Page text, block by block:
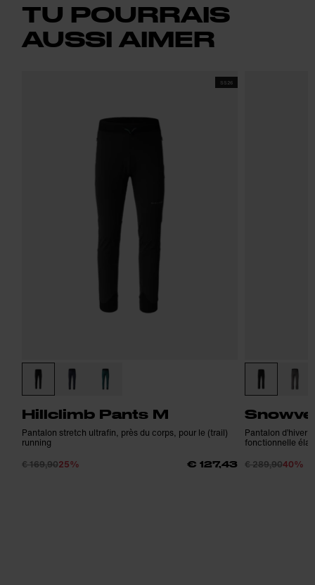
TU POURRAIS
AUSSI AIMER
SS26
Hillclimb Pants M
Pantalon stretch ultrafin, près du corps, pour le (trail)
running
€ 169,9025% € 127,43
Pantalon d’hiver
fonctionnelle
€ 289,9040%